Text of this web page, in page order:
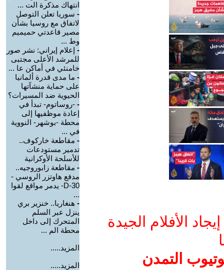
الأفلام الجيدة
التمدن
انتهاك مذكرة الت ...
- سوريا تعلن التوصل
لاتفاق مع روسيا بشأن
مصير قاعدتي حميميم
وط ...
- إعلام إيراني: نشر صور
للمرشد الأعلى مجتبى
خامنئي في أماكن عا ...
- ما مدى قدرة ألمانيا
على حماية منشآتها
الحيوية ضد المسيرات؟
- -روساتوم- تبدأ في
إعادة موظفيها إلى
محطة -بوشهر- النووية
في ...
- مقاطعة خاركوف..
تدمير مستودعات
للأسلحة الأوكرانية
- مقاطعة زابوروجيه..
مدفع هاوتزر الروسي -
D-30- يدمر مواقع لقوا
...
- هنغاريا.. خنزير بري
ينزل عبر السلم
المتحرك إلى داخل
محطة الم ...
المزيد.....
المزيد.....